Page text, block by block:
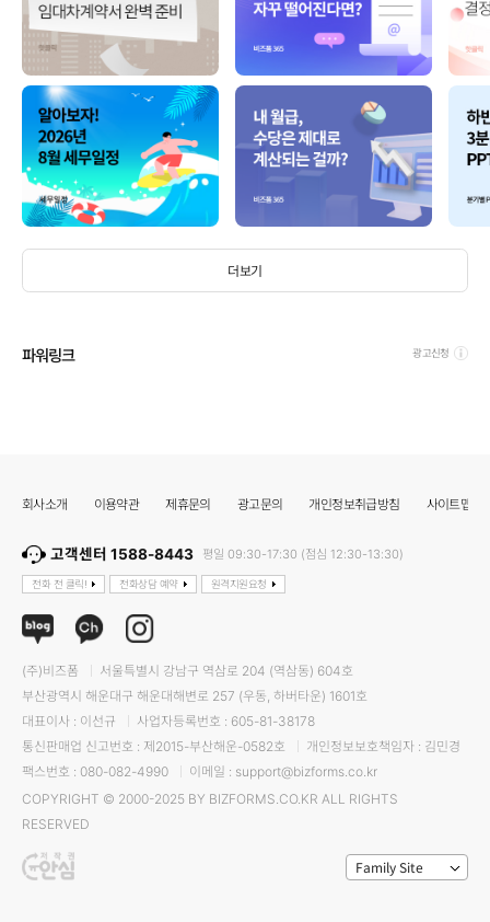
더보기
파워링크 광고신청
회사소개 이용약관 제휴문의 광고문의 개인정보취급방침 사이트맵
고객센터 1588-8443 평일 09:30-17:30 (점심 12:30-13:30)
전화 전 클릭! 전화상담 예약 원격지원요청
(주)비즈폼
서울특별시 강남구 역삼로 204 (역삼동) 604호
부산광역시 해운대구 해운대해변로 257 (우동, 하버타운) 1601호
대표이사 : 이선규
사업자등록번호 : 605-81-38178
통신판매업 신고번호 : 제2015-부산해운-0582호
개인정보보호책임자 : 김민경
팩스번호 : 080-082-4990
이메일 : support@bizforms.co.kr
COPYRIGHT © 2000-2025 BY BIZFORMS.CO.KR ALL RIGHTS
RESERVED
Family Site